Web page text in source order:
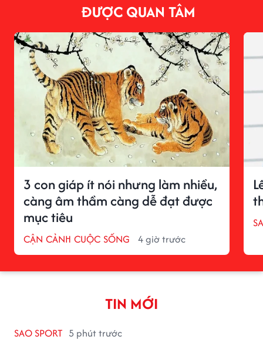
ĐƯỢC QUAN TÂM
3 con giáp ít nói nhưng làm nhiều,
càng âm thầm càng dễ đạt được
mục tiêu
CẬN CẢNH CUỘC SỐNG 4 giờ trước
TIN MỚI
SAO SPORT 5 phút trước